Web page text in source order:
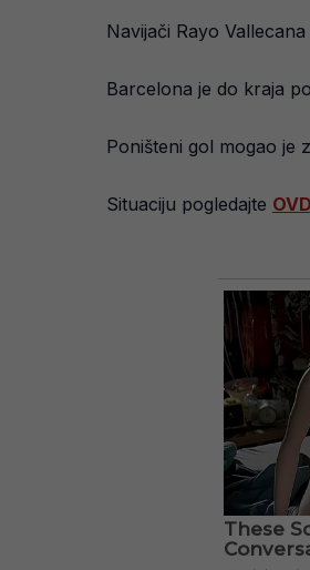
Navijači Rayo
Barcelona je do kraja
Poništeni gol mogao je
Situaciju pogledajte